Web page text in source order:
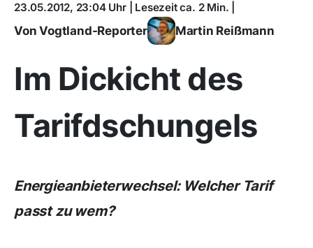
23.05.2012, 23:04 Uhr | Lesezeit ca. 2 Min. |
Von Vogtland-Reporter Martin Reißmann
Im Dickicht des
Tarifdschungels
Energieanbieterwechsel: Welcher Tarif
passt zu wem?